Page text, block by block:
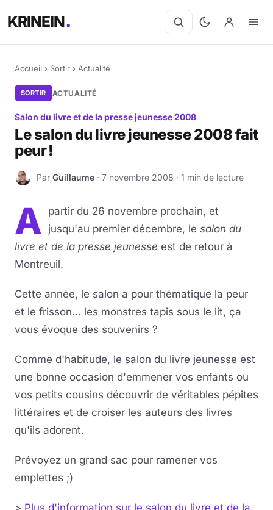
KRINEIN
Accueil › Sortir › Actualité
SORTIR ACTUALITÉ
Salon du livre et de la presse jeunesse 2008
Le salon du livre jeunesse 2008 fait
peur !
G Par Guillaume · 7 novembre 2008 · 1 min de lecture
A partir du 26 novembre prochain, et
jusqu'au premier décembre, le salon du
livre et de la presse jeunesse est de retour à
Montreuil.
Cette année, le salon a pour thématique la peur
et le frisson... les monstres tapis sous le lit, ça
vous évoque des souvenirs ?
Comme d'habitude, le salon du livre jeunesse est
une bonne occasion d'emmener vos enfants ou
vos petits cousins découvrir de véritables pépites
littéraires et de croiser les auteurs des livres
qu'ils adorent.
Prévoyez un grand sac pour ramener vos
emplettes ;)
> Plus d'information sur le salon du livre et de la